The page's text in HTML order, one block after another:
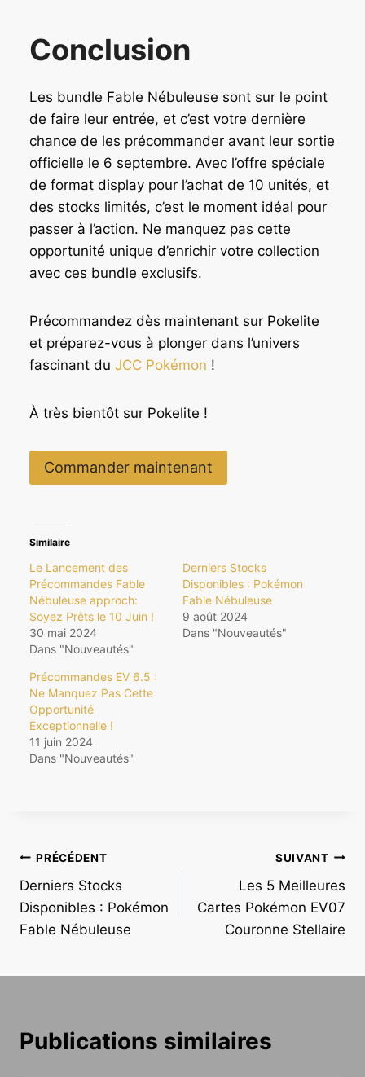
Conclusion
Les bundle Fable Nébuleuse sont sur le point
de faire leur entrée, et c’est votre dernière
chance de les précommander avant leur sortie
officielle le 6 septembre. Avec l’offre spéciale
de format display pour l’achat de 10 unités, et
des stocks limités, c’est le moment idéal pour
passer à l’action. Ne manquez pas cette
opportunité unique d’enrichir votre collection
avec ces bundle exclusifs.
Précommandez dès maintenant sur Pokelite
et préparez-vous à plonger dans l’univers
fascinant du JCC Pokémon !
À très bientôt sur Pokelite !
Commander maintenant
Similaire
Le Lancement des
Précommandes Fable
Nébuleuse approch:
Soyez Prêts le 10 Juin !
30 mai 2024
Dans "Nouveautés"
Derniers Stocks
Disponibles : Pokémon
Fable Nébuleuse
9 août 2024
Dans "Nouveautés"
Précommandes EV 6.5 :
Ne Manquez Pas Cette
Opportunité
Exceptionnelle !
11 juin 2024
Dans "Nouveautés"
Navigation
de
l’article
PRÉCÉDENT
Derniers Stocks
Disponibles : Pokémon
Fable Nébuleuse
SUIVANT
Les 5 Meilleures
Cartes Pokémon EV07
Couronne Stellaire
Publications similaires